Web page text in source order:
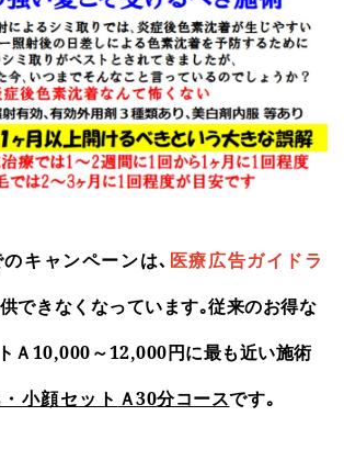
超特別キャンペーン第５弾 当院自慢
小顔スペシャルセットH」、通常価格
円にてご提供いたします。内容は、当院
肌・小顔セット」＋ダーマペン４＋マッ
つの施術です。
19,000円を15,000円にてご提供いたしま
超特別キャンペーン第３弾 当院自慢
中に限定し10,000円にてご提供いたし
キャンペーンは､ 医療広告ガイドラ
できなくなっています｡従来のお得な
Ａ10,000～12,000円に最も近い施術
小顔セット Ａ30分コースです｡